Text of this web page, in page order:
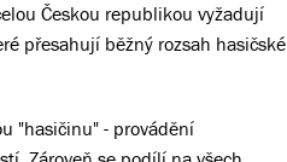
Českou republikou vyžadují
přesahují běžný rozsah hasičské
"hasičinu" - provádění